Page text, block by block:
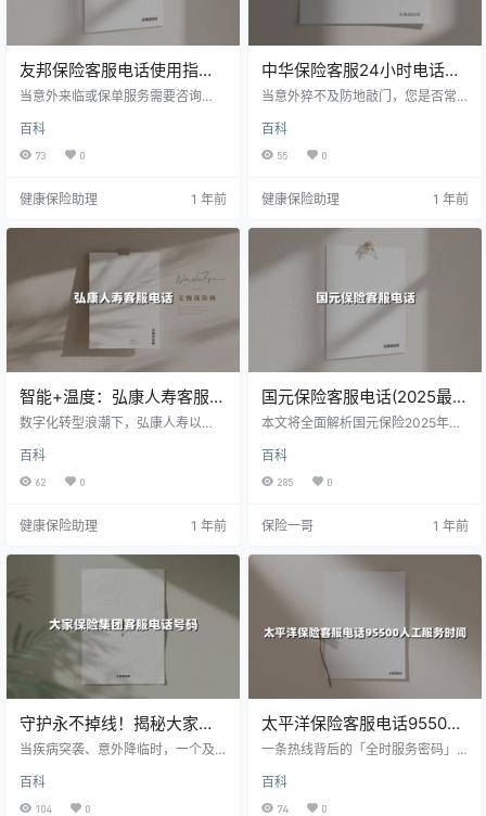
友邦保险客服电话使用指
南：解锁专业服务的正确方
当意外来临或保单服务需要咨询
支持？本文详解友邦保险电话客服
的全场景使用方法，带您了解400
理赔申请等核心操作。收藏这份202
百科
73 0
健康保险助理 1 年前
中华保险客服24小时电话：
您的「随身安全管家」全年
当意外猝不及防地敲门，您是否常
有39年深厚积淀的综合性保险集
团，中华保险将「95585」24小时
背后的服务体系，更将奉上防诈骗
让您关键时刻快速获取专业护航。
百科
55 0
健康保险助理 1 年前
智能+温度：弘康人寿客服电
话全解析，让保险服务触手
数字化转型浪潮下，弘康人寿以
通道」等创新功能重新定义保险服
务边界。本文将全面解读956097客
现"零跑腿"保险服务闭环。当金融科
在变得更有温度。
百科
62 0
健康保险助理 1 年前
国元保险客服电话(2025最新
权威解答)
本文将全面解析国元保险2025年最
及权威保障，助您高效解决投保、
理赔等各类问题。
百科
285 0
保险一哥 1 年前
守护永不掉线！揭秘大家保
险客服电话95569的24小时
当疾病突袭、意外降临时，一个及
最后防线。本文将以真实服务场景
切入，带您全面了解大家保险全国
百科
104 0
太平洋保险客服电话95500
全解析：24小时守护你的
一条热线背后的「全时服务密码」
中，「接通率」与「响应速度」直
接影响用户体验。太平洋保险客服
百科
74 0